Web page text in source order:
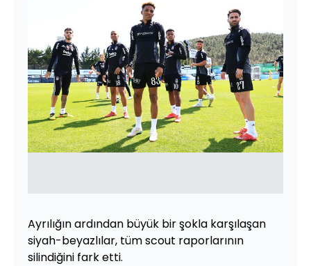
Ayrılığın ardından büyük bir şokla karşılaşan
siyah-beyazlılar, tüm scout raporlarının
silindiğini fark etti.